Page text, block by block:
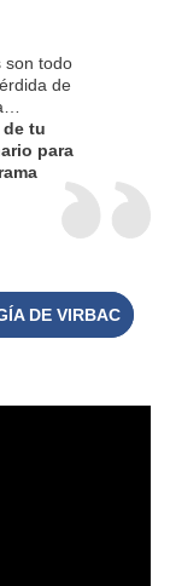
son todo
de
tu
para
DE VIRBAC